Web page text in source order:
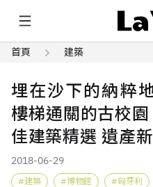
首頁 建築
埋在沙下的納粹
樓梯通關的古校
佳建築精選 遺產
2018-06-29
建築 博物館 匈牙利